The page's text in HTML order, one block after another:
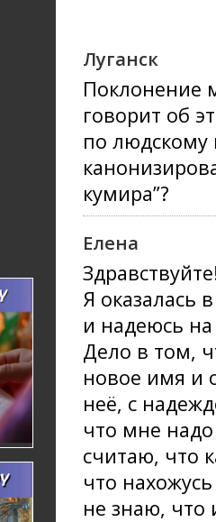
Луганск
Поклонение
говорит об
по людскому
кумира”?
Елена
Я оказалась
и надеюсь
Дело в том,
новое имя и
неё, с
что мне
считаю, что
что
не знаю, что